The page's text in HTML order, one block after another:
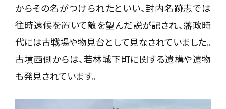
からその名がつけられたといい、封内名跡志では
往時遠候を置いて敵を望んだ説が記され、藩政時
代には古戦場や物見台として見なされていました。
古墳西側からは、若林城下町に関する遺構や遺物
も発見されています。